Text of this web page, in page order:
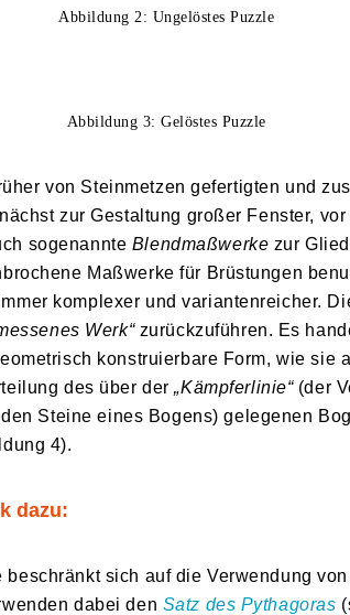
Abbildung 2: Ungelöstes Puzzle
Abbildung 3: Gelöstes Puzzle
von Steinmetzen gefertigten und
zur Gestaltung großer Fenster,
sogenannte Blendmaßwerke zur
Maßwerke für Brüstungen
komplexer und variantenreicher.
Werk“zurückzuführen. Es
konstruierbare Form, wie sie
des über der„Kämpferlinie“(der
Steine eines Bogens) gelegenen
4).
dazu:
sich auf die Verwendung von
dabei den Satz des Pythagoras